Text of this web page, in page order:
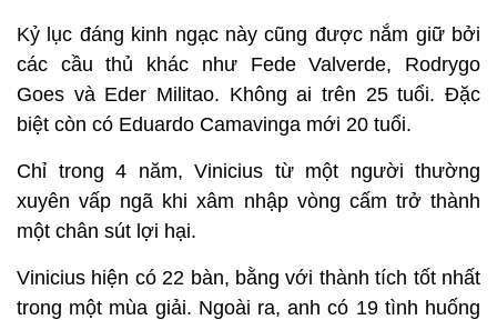
Kỷ lục đáng kinh ngạc này cũng được nắm giữ bởi
các cầu thủ khác như Fede Valverde, Rodrygo
Goes và Eder Militao. Không ai trên 25 tuổi. Đặc
biệt còn có Eduardo Camavinga mới 20 tuổi.
Chỉ trong 4 năm, Vinicius từ một người thường
xuyên vấp ngã khi xâm nhập vòng cấm trở thành
một chân sút lợi hại.
Vinicius hiện có 22 bàn, bằng với thành tích tốt nhất
trong một mùa giải. Ngoài ra, anh có 19 tình huống